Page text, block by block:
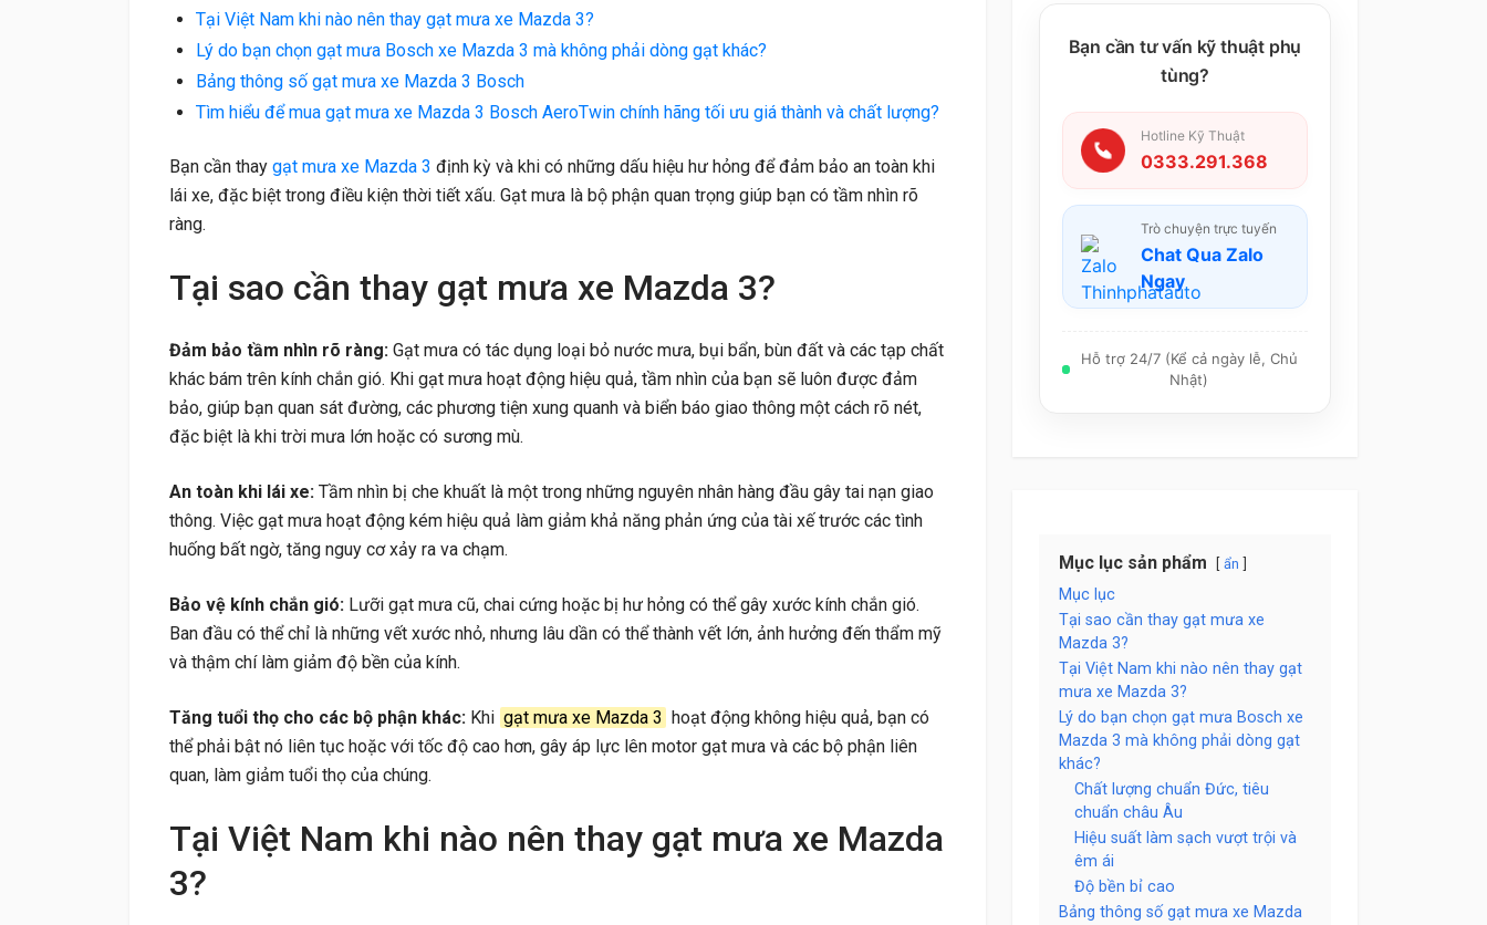
Bạn cần tư vấn kỹ thuật phụ
tùng?
Hotline Kỹ Thuật
0333.291.368
Trò chuyện trực tuyến
Chat Qua Zalo
Ngay
Hỗ trợ 24/7 (Kể cả ngày lễ, Chủ
Nhật)
Mục lục sản phẩm ẩn
Mục lục
Tại sao cần thay gạt mưa xe
Mazda 3?
Tại Việt Nam khi nào nên thay gạt
mưa xe Mazda 3?
Lý do bạn chọn gạt mưa Bosch xe
Mazda 3 mà không phải dòng gạt
khác?
Chất lượng chuẩn Đức, tiêu
chuẩn châu Âu
Hiệu suất làm sạch vượt trội và
êm ái
Độ bền bỉ cao
Bảng thông số gạt mưa xe Mazda
Tại Việt Nam khi nào nên thay gạt mưa xe Mazda 3?
Lý do bạn chọn gạt mưa Bosch xe Mazda 3 mà không phải dòng gạt khác?
Bảng thông số gạt mưa xe Mazda 3 Bosch
Tìm hiểu để mua gạt mưa xe Mazda 3 Bosch AeroTwin chính hãng tối ưu giá thành và chất lượng?
Bạn cần thay gạt mưa xe Mazda 3 định kỳ và khi có những dấu hiệu hư hỏng để đảm bảo an toàn khi
lái xe, đặc biệt trong điều kiện thời tiết xấu. Gạt mưa là bộ phận quan trọng giúp bạn có tầm nhìn rõ
ràng.
Tại sao cần thay gạt mưa xe Mazda 3?
Đảm bảo tầm nhìn rõ ràng: Gạt mưa có tác dụng loại bỏ nước mưa, bụi bẩn, bùn đất và các tạp chất
khác bám trên kính chắn gió. Khi gạt mưa hoạt động hiệu quả, tầm nhìn của bạn sẽ luôn được đảm
bảo, giúp bạn quan sát đường, các phương tiện xung quanh và biển báo giao thông một cách rõ nét,
đặc biệt là khi trời mưa lớn hoặc có sương mù.
An toàn khi lái xe: Tầm nhìn bị che khuất là một trong những nguyên nhân hàng đầu gây tai nạn giao
thông. Việc gạt mưa hoạt động kém hiệu quả làm giảm khả năng phản ứng của tài xế trước các tình
huống bất ngờ, tăng nguy cơ xảy ra va chạm.
Bảo vệ kính chắn gió: Lưỡi gạt mưa cũ, chai cứng hoặc bị hư hỏng có thể gây xước kính chắn gió.
Ban đầu có thể chỉ là những vết xước nhỏ, nhưng lâu dần có thể thành vết lớn, ảnh hưởng đến thẩm mỹ
và thậm chí làm giảm độ bền của kính.
Tăng tuổi thọ cho các bộ phận khác: Khi gạt mưa xe Mazda 3 hoạt động không hiệu quả, bạn có
thể phải bật nó liên tục hoặc với tốc độ cao hơn, gây áp lực lên motor gạt mưa và các bộ phận liên
quan, làm giảm tuổi thọ của chúng.
Tại Việt Nam khi nào nên thay gạt mưa xe Mazda
3?